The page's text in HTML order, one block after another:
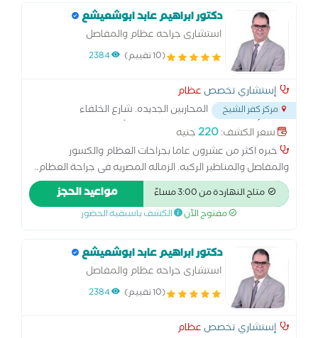
دكتور ابراهيم عابد ابوشعيشع
استشارى جراحه عظام والمفاصل
(10 تقييم) 2384
إستشاري تخصص عظام
مركز كفر الشيخ
المحاربين الجديده. شارع الخلفاء
الراشدين. أمام بنك اسكندريه بجوار زيتون للأشعة
سعر الكشف:220جنيه
خبره اكثر من عشرون عاما بجراحات العظام والكسور
والمفاصل والمناظير الركبه. الزماله المصريه فى جراحة العظام..
ماجستير جراحه العظام.
متاح النهاردة من 3:00 مساءً مواعيد الحجز
مفتوح الآن الكشف باسبقية الحضور
دكتور ابراهيم عابد ابوشعيشع
استشارى جراحه عظام والمفاصل
(10 تقييم) 2384
إستشاري تخصص عظام